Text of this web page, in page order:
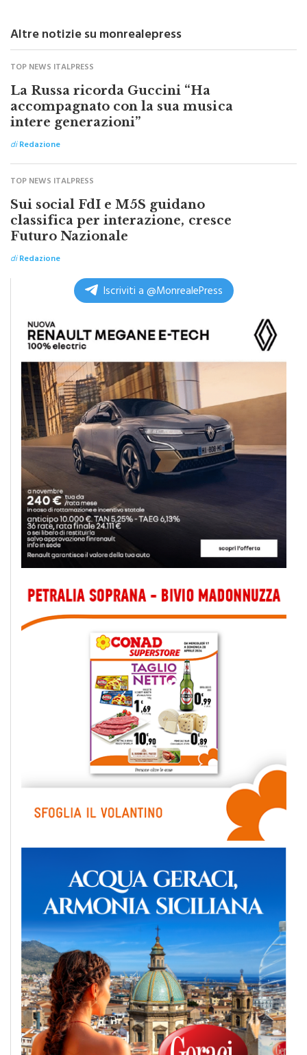
Altre notizie su monrealepress
TOP NEWS ITALPRESS
La Russa ricorda Guccini “Ha
accompagnato con la sua musica
intere generazioni”
diRedazione
TOP NEWS ITALPRESS
Sui social FdI e M5S guidano
classifica per interazione, cresce
Futuro Nazionale
di